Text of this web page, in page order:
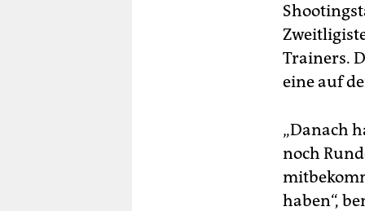
Trainers.
eine auf
„Danach
noch
haben“,